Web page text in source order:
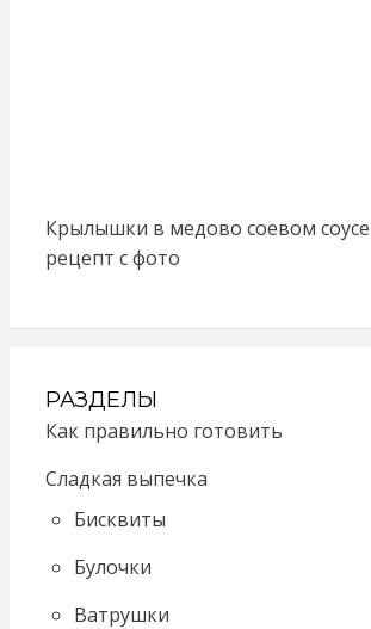
Крылышки в медово соевом соусе
рецепт с фото
РАЗДЕЛЫ
Как правильно готовить
Сладкая выпечка
Бисквиты
Булочки
Ватрушки